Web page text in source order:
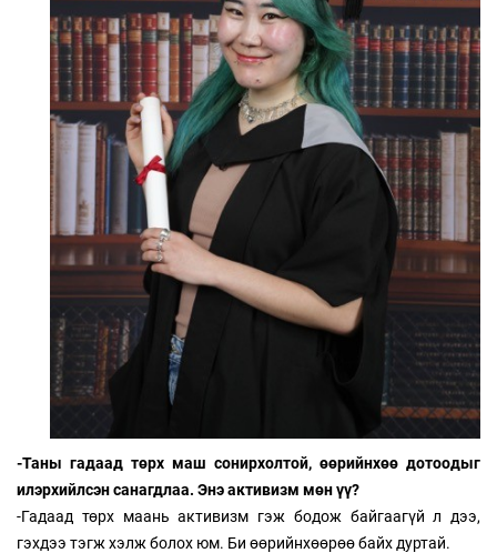
-Таны гадаад төрх маш сонирхолтой, өөрийнхөө дотоодыг
илэрхийлсэн санагдлаа. Энэ активизм мөн үү?
-Гадаад төрх маань активизм гэж бодож байгаагүй л дээ,
гэхдээ тэгж хэлж болох юм. Би өөрийнхөөрөө байх дуртай.